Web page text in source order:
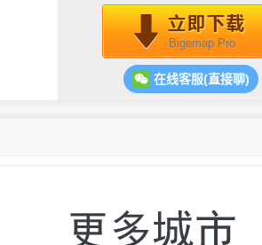
Bigemap Pro
在线客服(直接聊)